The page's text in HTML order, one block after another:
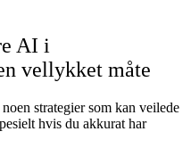
AI i
vellykket måte
strategier som kan veilede
hvis du akkurat har